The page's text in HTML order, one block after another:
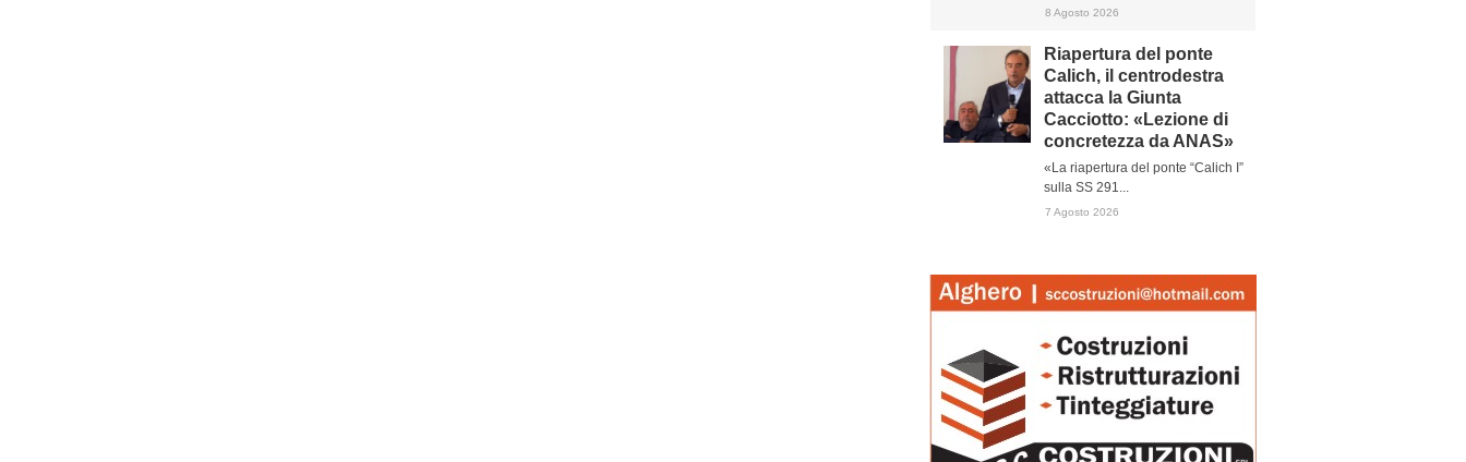
8 Agosto 2026
Riapertura del ponte
Calich, il centrodestra
attacca la Giunta
Cacciotto: «Lezione di
concretezza da ANAS»
«La riapertura del ponte “Calich I”
sulla SS 291...
7 Agosto 2026